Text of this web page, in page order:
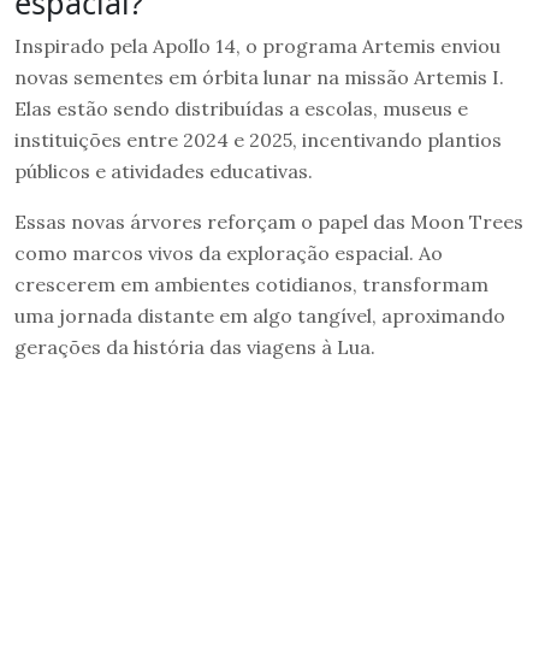
Inspirado pela Apollo 14, o programa Artemis enviou
novas sementes em órbita lunar na missão Artemis I.
Elas estão sendo distribuídas a escolas, museus e
instituições entre 2024 e 2025, incentivando plantios
públicos e atividades educativas.
Essas novas árvores reforçam o papel das Moon Trees
como marcos vivos da exploração espacial. Ao
crescerem em ambientes cotidianos, transformam
uma jornada distante em algo tangível, aproximando
gerações da história das viagens à Lua.